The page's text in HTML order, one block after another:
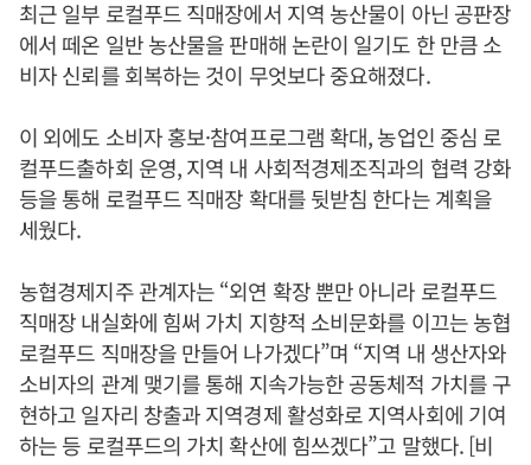
최근 일부 로컬푸드 직매장에서 지역 농산물이 아닌 공판장
에서 떼온 일반 농산물을 판매해 논란이 일기도 한 만큼 소
비자 신뢰를 회복하는 것이 무엇보다 중요해졌다.
이 외에도 소비자 홍보·참여프로그램 확대, 농업인 중심 로
컬푸드출하회 운영, 지역 내 사회적경제조직과의 협력 강화
등을 통해 로컬푸드 직매장 확대를 뒷받침 한다는 계획을
세웠다.
농협경제지주 관계자는 “외연 확장 뿐만 아니라 로컬푸드
직매장 내실화에 힘써 가치 지향적 소비문화를 이끄는 농협
로컬푸드 직매장을 만들어 나가겠다”며 “지역 내 생산자와
소비자의 관계 맺기를 통해 지속가능한 공동체적 가치를 구
현하고 일자리 창출과 지역경제 활성화로 지역사회에 기여
하는 등 로컬푸드의 가치 확산에 힘쓰겠다”고 말했다. [비